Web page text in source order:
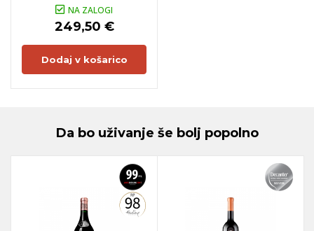
NA ZALOGI
249,50 €
Dodaj v košarico
Da bo uživanje še bolj popolno